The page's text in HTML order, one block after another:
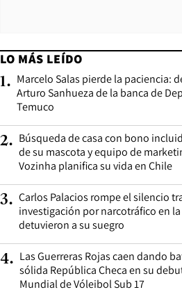
LO MÁS LEÍDO
1. Marcelo Salas pierde la paciencia:
Arturo Sanhueza de la banca de
Temuco
2. Búsqueda de casa con bono
de su mascota y equipo de
Vozinha planifica su vida en Chile
3. Carlos Palacios rompe el silencio
investigación por narcotráfico en
detuvieron a su suegro
4. Las Guerreras Rojas caen dando
sólida República Checa en su
Mundial de Vóleibol Sub 17